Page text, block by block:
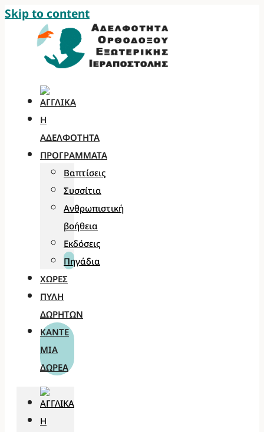
Skip to content
Η
ΑΔΕΛΦΌΤΗΤΑ
ΠΡΟΓΡΆΜΜΑΤΑ
Βαπτίσεις
Συσσίτια
Ανθρωπιστική
βοήθεια
Εκδόσεις
Πηγάδια
ΧΏΡΕΣ
ΠΎΛΗ
ΔΩΡΗΤΏΝ
ΚΆΝΤΕ
ΜΊΑ
ΔΩΡΕΆ
Η